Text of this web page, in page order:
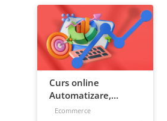
Curs online
Automatizare,
scalare si loializare:
Ecommerce